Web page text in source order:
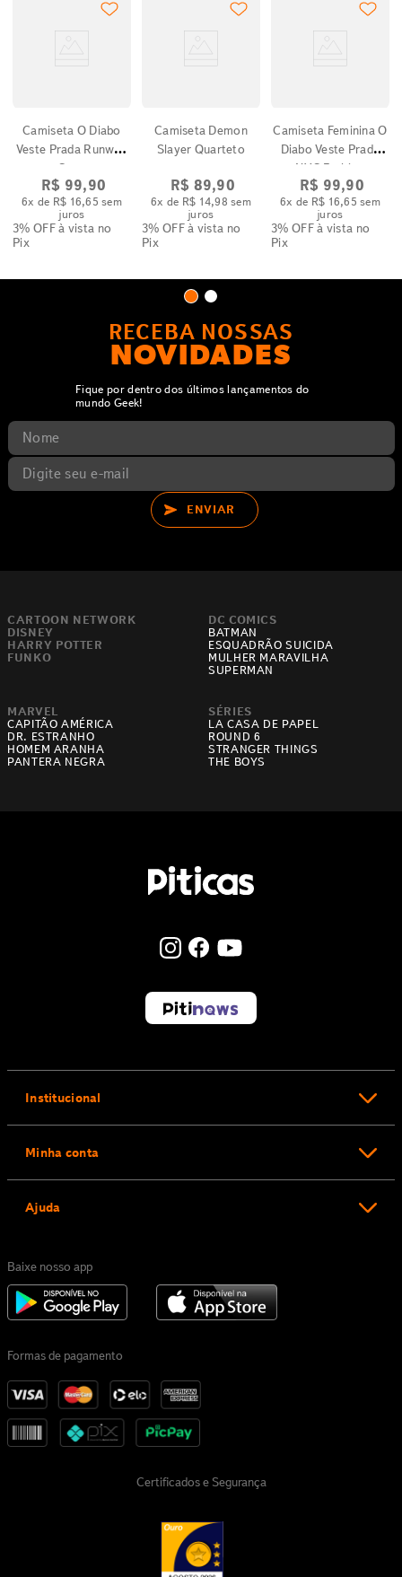
Camiseta O Diabo
Veste Prada Runway
Capa
R$ 99,90
6x de R$ 16,65 sem
juros
3% OFFà vista no
Pix
Camiseta Demon
Slayer Quarteto
R$ 89,90
6x de R$ 14,98 sem
juros
3% OFFà vista no
Pix
Camiseta Feminina O
Diabo Veste Prada
NYC Fashion
R$ 99,90
6x de R$ 16,65 sem
juros
3% OFFà vista no
Pix
RECEBA NOSSAS
NOVIDADES
Fique por dentro dos últimos lançamentos do
mundo Geek!
ENVIAR
CARTOON NETWORK
DISNEY
HARRY POTTER
FUNKO
DC COMICS
BATMAN
ESQUADRÃO SUICIDA
MULHER MARAVILHA
SUPERMAN
MARVEL
CAPITÃO AMÉRICA
DR. ESTRANHO
HOMEM ARANHA
PANTERA NEGRA
SÉRIES
LA CASA DE PAPEL
ROUND 6
STRANGER THINGS
THE BOYS
Institucional
Minha conta
Ajuda
Baixe nosso app
Formas de pagamento
Certificados e Segurança